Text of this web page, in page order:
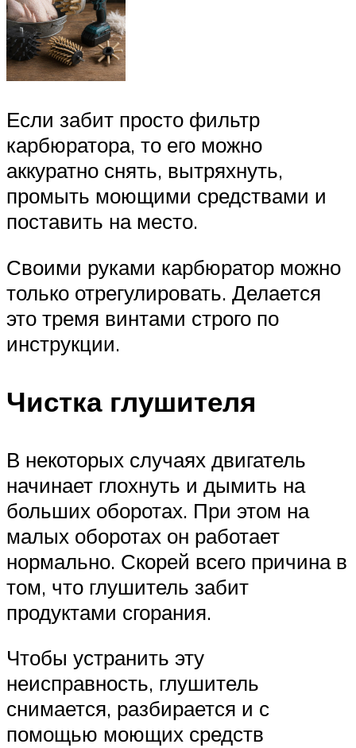
Если забит просто фильтр
карбюратора, то его можно
аккуратно снять, вытряхнуть,
промыть моющими средствами и
поставить на место.
Своими руками карбюратор можно
только отрегулировать. Делается
это тремя винтами строго по
инструкции.
Чистка глушителя
В некоторых случаях двигатель
начинает глохнуть и дымить на
больших оборотах. При этом на
малых оборотах он работает
нормально. Скорей всего причина в
том, что глушитель забит
продуктами сгорания.
Чтобы устранить эту
неисправность, глушитель
снимается, разбирается и с
помощью моющих средств